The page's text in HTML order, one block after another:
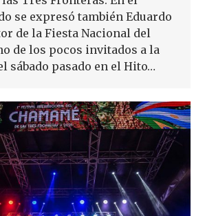
se expresó también Eduardo
de la Fiesta Nacional del
de los pocos invitados a la
sábado pasado en el Hito…